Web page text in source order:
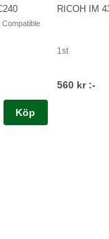
Compatible
Köp
RICOH IM
1st
560 kr :-